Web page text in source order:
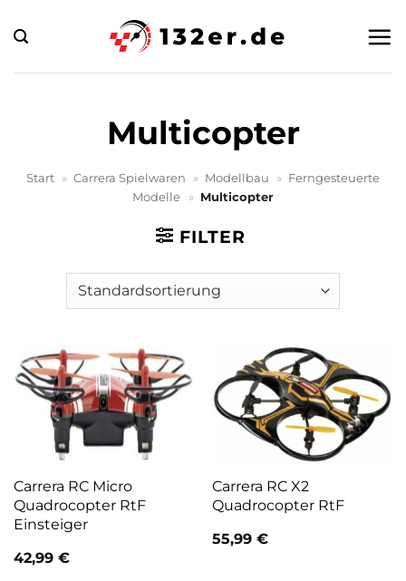
Inhalt
springen
Multicopter
Start » Carrera Spielwaren » Modellbau » Ferngesteuerte
Modelle
» Multicopter
FILTER
Carrera RC Micro
Quadrocopter RtF
Einsteiger
42,99 €
Carrera RC X2
Quadrocopter RtF
55,99 €